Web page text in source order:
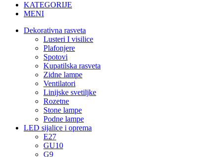
KATEGORIJE
MENI
Dekorativna rasveta
Lusteri I visilice
Plafonjere
Spotovi
Kupatilska rasveta
Zidne lampe
Ventilatori
Linijske svetiljke
Rozetne
Stone lampe
Podne lampe
LED sijalice i oprema
E27
GU10
G9